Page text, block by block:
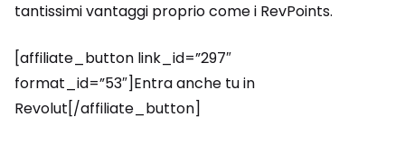
tantissimi vantaggi proprio come i RevPoints.
[affiliate_button link_id=”297″
format_id=”53″]Entra anche tu in
Revolut[/affiliate_button]